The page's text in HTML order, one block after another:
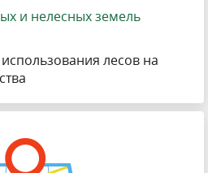
и нелесных земель
лесов на